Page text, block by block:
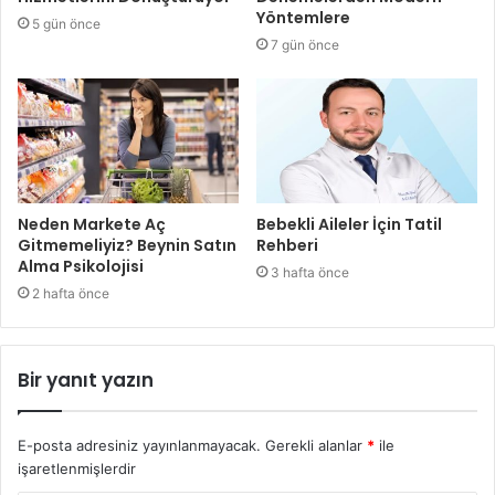
5 gün önce
Yöntemlere
7 gün önce
Neden Markete Aç
Gitmemeliyiz? Beynin Satın
Alma Psikolojisi
2 hafta önce
Bebekli Aileler İçin Tatil
Rehberi
3 hafta önce
Bir yanıt yazın
E-posta adresiniz yayınlanmayacak. Gerekli alanlar * ile
işaretlenmişlerdir